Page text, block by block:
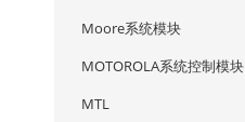
Moore系统模块
MOTOROLA系统控制模块
MTL